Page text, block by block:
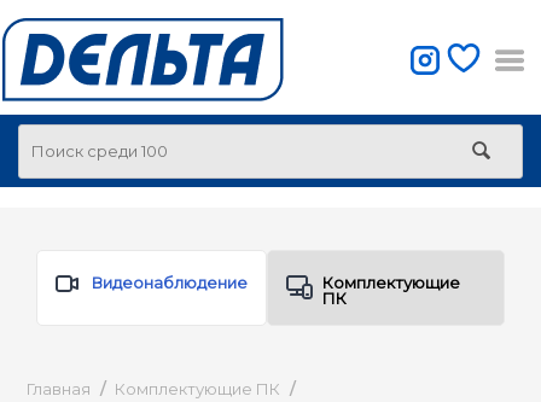
Видеонаблюдение
Комплектующие
ПК
Главная / Комплектующие ПК /